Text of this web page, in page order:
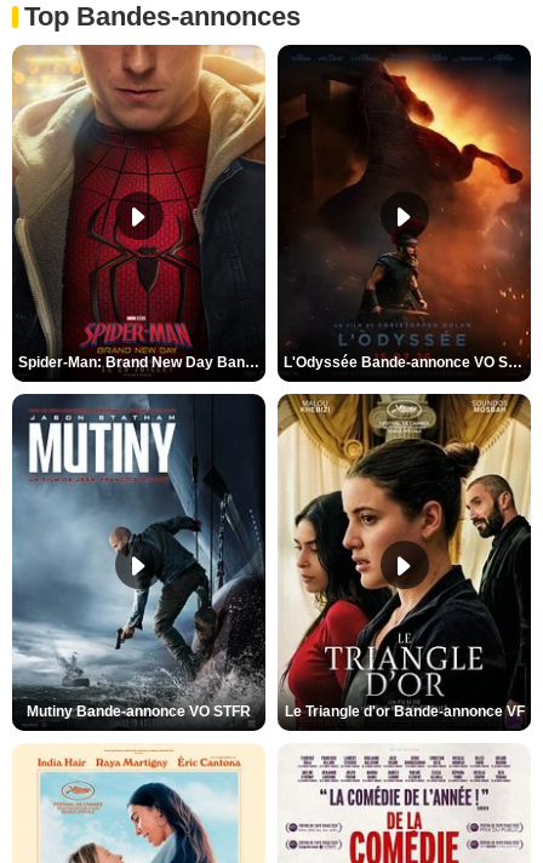
Top Bandes-annonces
Spider-Man: Brand New Day Bande-annonce VO STFR L'Odyssée Bande-annonce VO STFR
Mutiny Bande-annonce VO STFR Le Triangle d'or Bande-annonce VF